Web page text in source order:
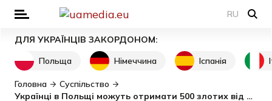
RU
ДЛЯ УКРАЇНЦІВ ЗАКОРДОНОМ:
Польща
Німеччина Іспанія
Головна
Суспільство
Українці в Польщі можуть отримати 500 злотих від Червоного Хреста